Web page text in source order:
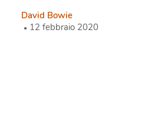
David Bowie
12 febbraio 2020